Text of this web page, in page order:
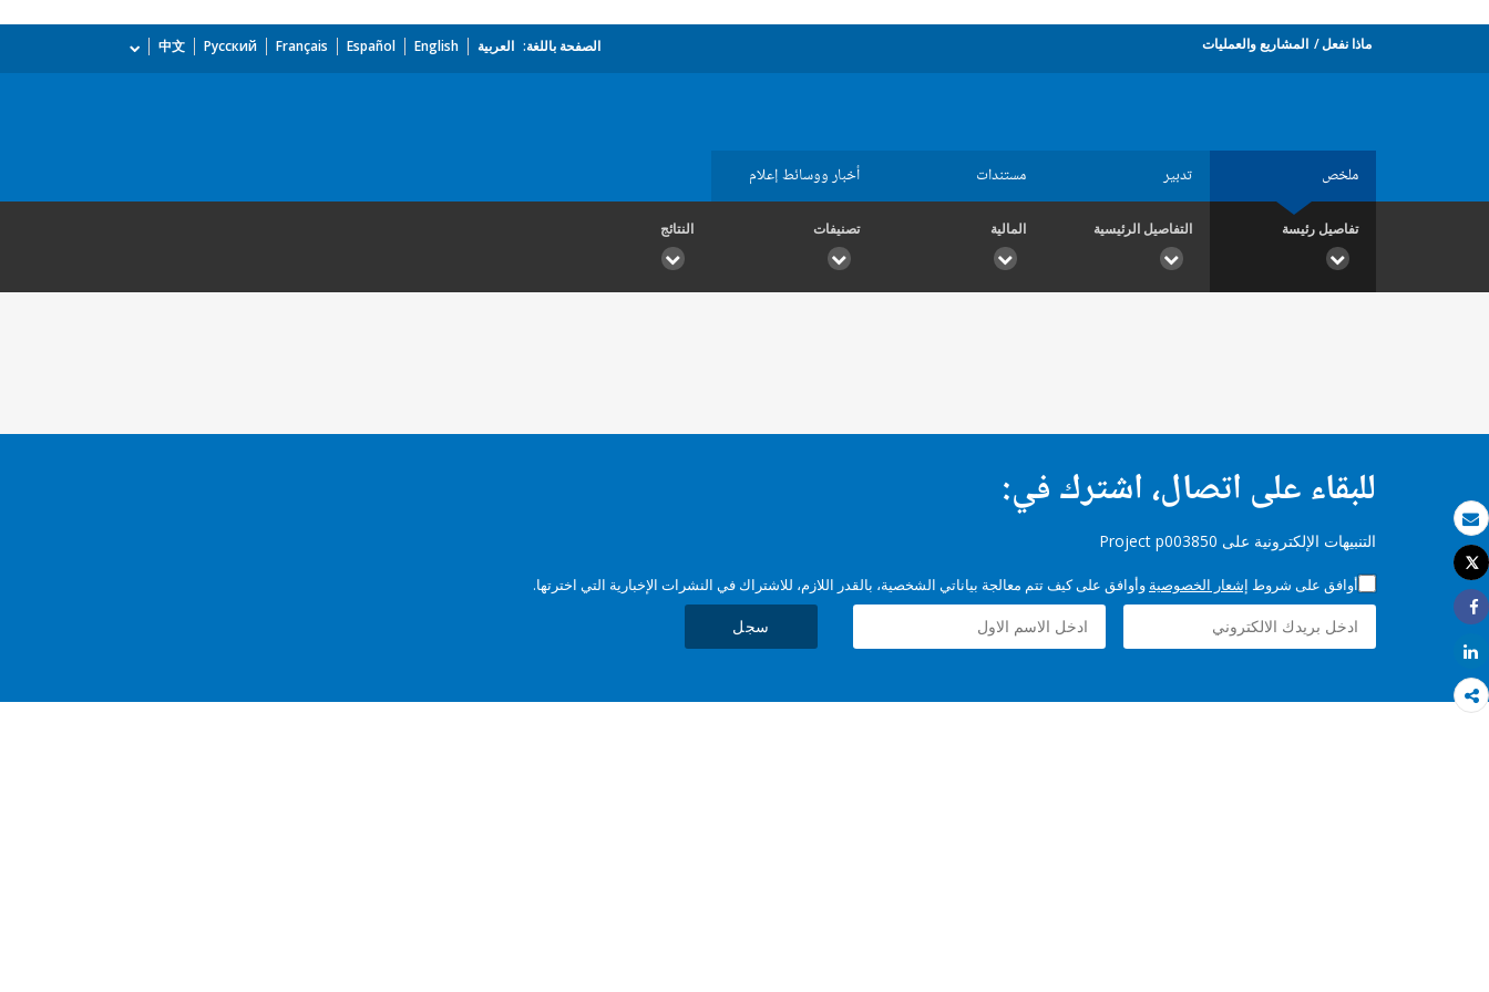
بريد الكتروني
طباعة
Tweet
Share
Share
ماذا نفعل المشاريع والعمليات الصفحة باللغة: العربية English
Español
Français
Русский
中文
ملخص تدبير مستندات أخبار ووسائط إعلام
تفاصيل رئيسة التفاصيل الرئيسية المالية تصنيفات النتائج
للبقاء على اتصال، اشترك في:
التنبيهات الإلكترونية على Project p003850
أوافق على شروط إشعار الخصوصية وأوافق على كيف تتم معالجة بياناتي الشخصية، بالقدر اللازم، للاشتراك في النشرات الإخبارية التي اخترتها.
سجل